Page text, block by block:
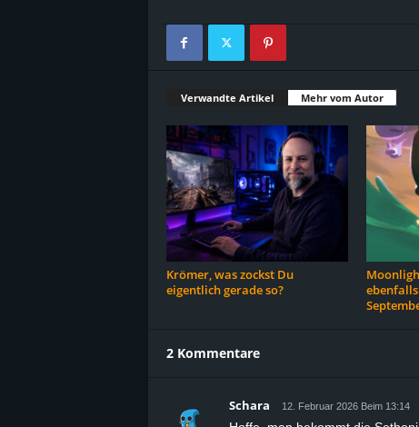
Verwandte Artikel Mehr vom Autor
Krömer, was zockst Du
eigentlich gerade so?
2 Kommentare
Schara 12. Februar 2026 Beim 13:14